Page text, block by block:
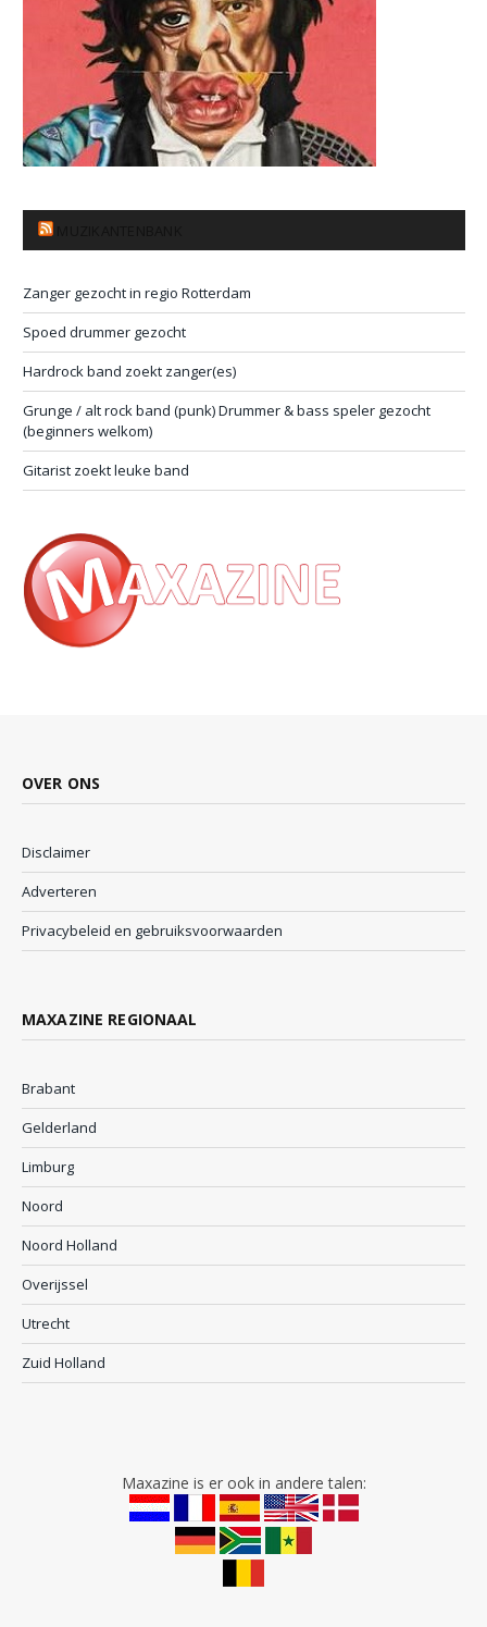
Zanger gezocht in regio Rotterdam
Spoed drummer gezocht
Hardrock band zoekt zanger(es)
Grunge / alt rock band (punk) Drummer & bass speler gezocht
(beginners welkom)
Gitarist zoekt leuke band
OVER ONS
Disclaimer
Adverteren
Privacybeleid en gebruiksvoorwaarden
MAXAZINE REGIONAAL
Brabant
Gelderland
Limburg
Noord
Noord Holland
Overijssel
Utrecht
Zuid Holland
Maxazine is er ook in andere talen: